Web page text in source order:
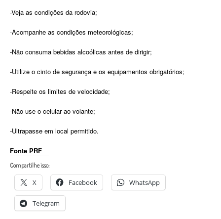
-Veja as condições da rodovia;
-Acompanhe as condições meteorológicas;
-Não consuma bebidas alcoólicas antes de dirigir;
-Utilize o cinto de segurança e os equipamentos obrigatórios;
-Respeite os limites de velocidade;
-Não use o celular ao volante;
-Ultrapasse em local permitido.
Fonte PRF
Compartilhe isso:
X Facebook WhatsApp
Telegram